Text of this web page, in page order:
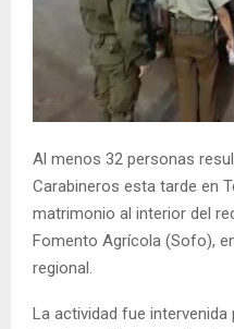
U
Al menos 32 personas
Carabineros esta tarde en
matrimonio al interior del
Fomento Agrícola (Sofo),
regional.
La actividad fue